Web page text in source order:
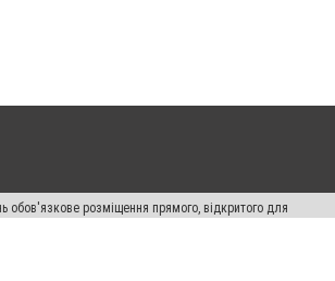
обов'язкове розміщення прямого, відкритого для